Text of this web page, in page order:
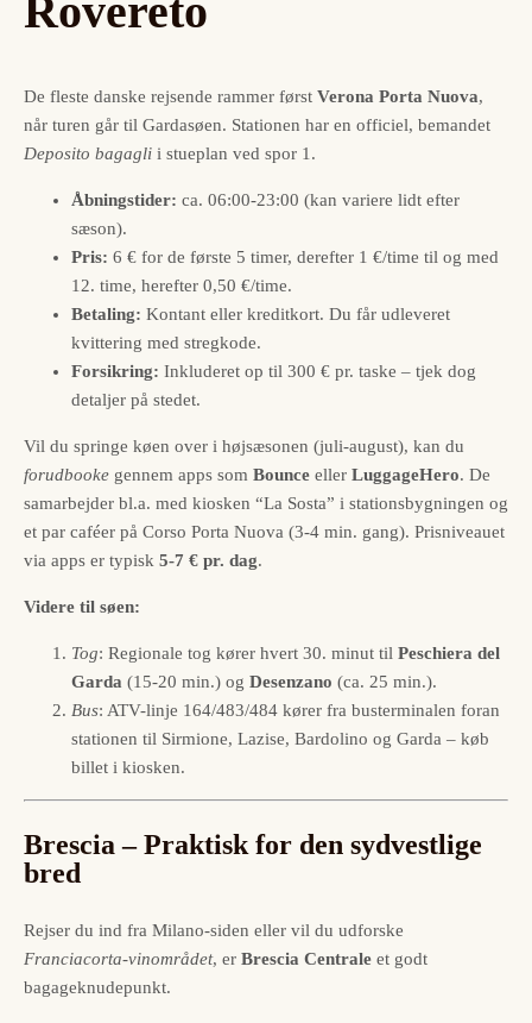
Rovereto
De fleste danske rejsende rammer først Verona Porta Nuova,
når turen går til Gardasøen. Stationen har en officiel, bemandet
Deposito bagagli i stueplan ved spor 1.
Åbningstider: ca. 06:00-23:00 (kan variere lidt efter
sæson).
Pris: 6 € for de første 5 timer, derefter 1 €/time til og med
12. time, herefter 0,50 €/time.
Betaling: Kontant eller kreditkort. Du får udleveret
kvittering med stregkode.
Forsikring: Inkluderet op til 300 € pr. taske – tjek dog
detaljer på stedet.
Vil du springe køen over i højsæsonen (juli-august), kan du
forudbooke gennem apps som Bounce eller LuggageHero. De
samarbejder bl.a. med kiosken “La Sosta” i stationsbygningen og
et par caféer på Corso Porta Nuova (3-4 min. gang). Prisniveauet
via apps er typisk 5-7 € pr. dag.
Videre til søen:
Tog: Regionale tog kører hvert 30. minut til Peschiera del
Garda (15-20 min.) og Desenzano (ca. 25 min.).
Bus: ATV-linje 164/483/484 kører fra busterminalen foran
stationen til Sirmione, Lazise, Bardolino og Garda – køb
billet i kiosken.
Brescia – Praktisk for den sydvestlige
bred
Rejser du ind fra Milano-siden eller vil du udforske
Franciacorta-vinområdet, er Brescia Centrale et godt
bagageknudepunkt.